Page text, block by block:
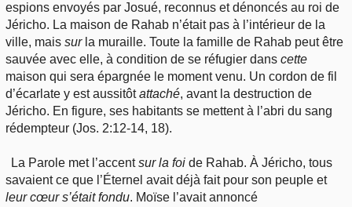
espions envoyés par Josué, reconnus et dénoncés au roi de
Jéricho. La maison de Rahab n’était pas à l’intérieur de la
ville, mais surla muraille. Toute la famille de Rahab peut être
sauvée avec elle, à condition de se réfugier dans cette
maison qui sera épargnée le moment venu. Un cordon de fil
d’écarlate y est aussitôtattaché, avant la destruction de
Jéricho. En figure, ses habitants se mettent à l’abri du sang
rédempteur (Jos. 2:12-14, 18).
La Parole met l’accentsur la foide Rahab. À Jéricho, tous
savaient ce que l’Éternel avait déjà fait pour son peuple et
leur cœur s’était fondu. Moïse l’avait annoncé